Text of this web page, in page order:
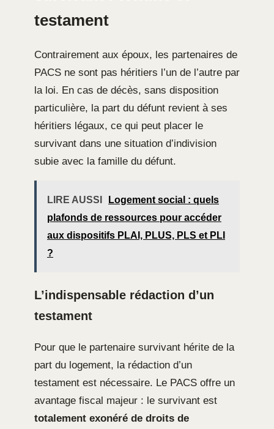
testament
Contrairement aux époux, les partenaires de
PACS ne sont pas héritiers l’un de l’autre par
la loi. En cas de décès, sans disposition
particulière, la part du défunt revient à ses
héritiers légaux, ce qui peut placer le
survivant dans une situation d’indivision
subie avec la famille du défunt.
LIRE AUSSI
Logement social : quels
plafonds de ressources pour accéder
aux dispositifs PLAI, PLUS, PLS et PLI
?
L’indispensable rédaction d’un
testament
Pour que le partenaire survivant hérite de la
part du logement, la rédaction d’un
testament est nécessaire. Le PACS offre un
avantage fiscal majeur : le survivant est
totalement exonéré de droits de